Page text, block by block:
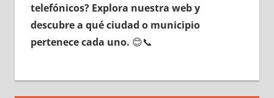
telefónicos? Explora nuestra web у
descubre а qué ciudad ο municipio
pertenece cada uno. 😊📞